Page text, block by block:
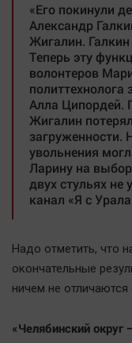
«Его покинули
Александр
Жигалин.
Теперь эту
волонтеров
Алла Ципордей.
Жигалин
загруженности.
увольнения
Ларину на
двух стульях
канал «Я с
Надо отметить, что
окончательные
ничем не
«Челябинский